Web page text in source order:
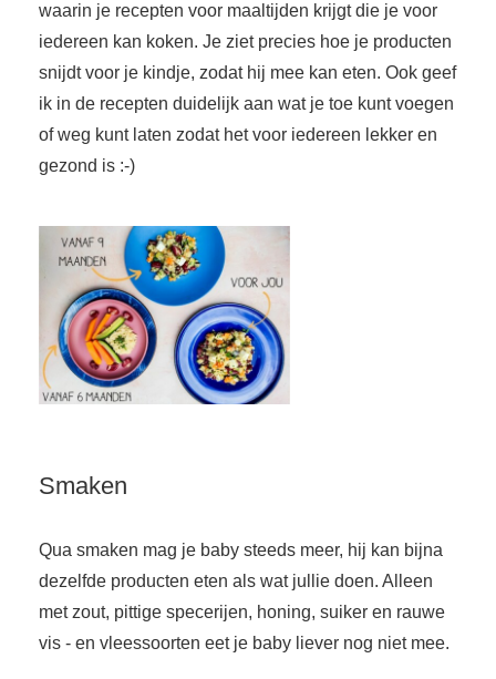
waarin je recepten voor maaltijden krijgt die je voor
iedereen kan koken. Je ziet precies hoe je producten
snijdt voor je kindje, zodat hij mee kan eten. Ook geef
ik in de recepten duidelijk aan wat je toe kunt voegen
of weg kunt laten zodat het voor iedereen lekker en
gezond is :-)
Smaken
Qua smaken mag je baby steeds meer, hij kan bijna
dezelfde producten eten als wat jullie doen. Alleen
met zout, pittige specerijen, honing, suiker en rauwe
vis - en vleessoorten eet je baby liever nog niet mee.